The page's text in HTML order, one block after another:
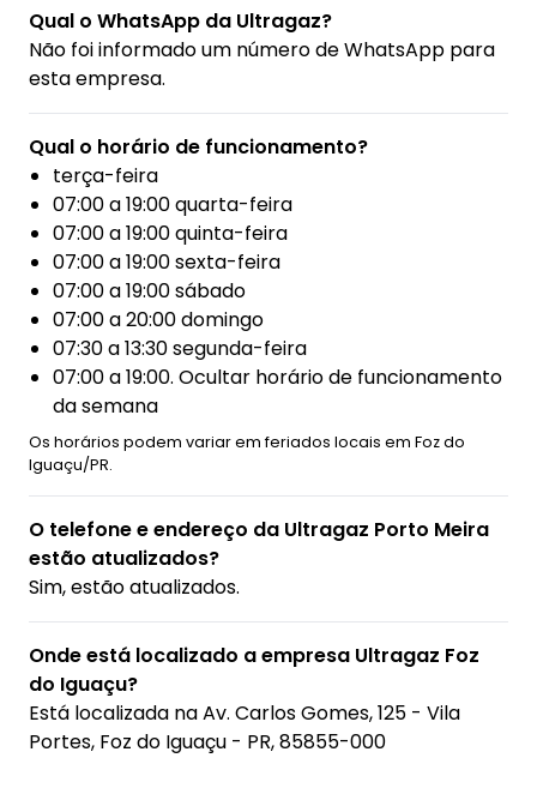
Qual o WhatsApp da Ultragaz?
Não foi informado um número de WhatsApp para
esta empresa.
Qual o horário de funcionamento?
terça-feira
07:00 a 19:00 quarta-feira
07:00 a 19:00 quinta-feira
07:00 a 19:00 sexta-feira
07:00 a 19:00 sábado
07:00 a 20:00 domingo
07:30 a 13:30 segunda-feira
07:00 a 19:00. Ocultar horário de funcionamento
da semana
Os horários podem variar em feriados locais em Foz do
Iguaçu/PR.
O telefone e endereço da Ultragaz Porto Meira
estão atualizados?
Sim, estão atualizados.
Onde está localizado a empresa Ultragaz Foz
do Iguaçu?
Está localizada naAv. Carlos Gomes, 125 - Vila
Portes, Foz do Iguaçu - PR, 85855-000